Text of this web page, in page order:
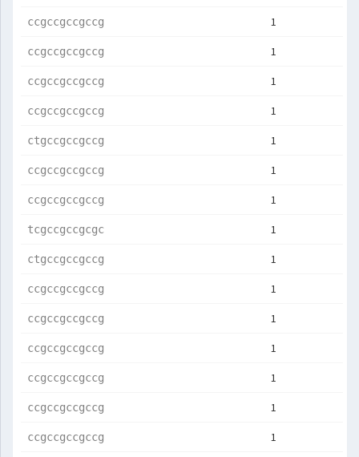
ccgccgccgccg 1
ccgccgccgccg 1
ccgccgccgccg 1
ccgccgccgccg 1
ctgccgccgccg 1
ccgccgccgccg 1
ccgccgccgccg 1
tcgccgccgcgc 1
ctgccgccgccg 1
ccgccgccgccg 1
ccgccgccgccg 1
ccgccgccgccg 1
ccgccgccgccg 1
ccgccgccgccg 1
ccgccgccgccg 1